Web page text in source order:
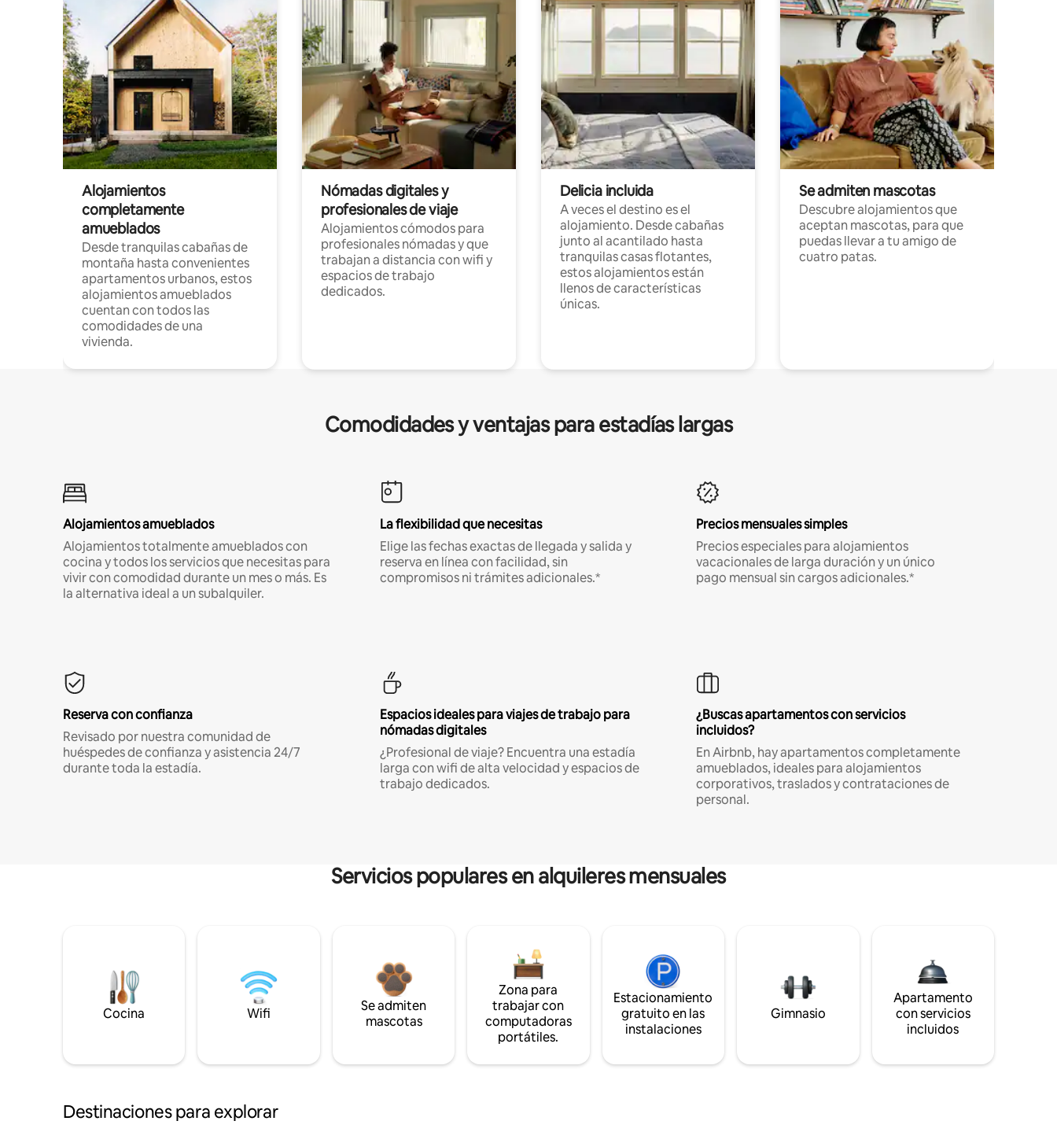
Alojamientos
completamente
amueblados
Desde tranquilas cabañas de
montaña hasta convenientes
apartamentos urbanos, estos
alojamientos amueblados
cuentan con todos las
comodidades de una
vivienda.
Nómadas digitales y
profesionales de viaje
Alojamientos cómodos para
profesionales nómadas y que
trabajan a distancia con wifi y
espacios de trabajo
dedicados.
Delicia incluida
A veces el destino es el
alojamiento. Desde cabañas
junto al acantilado hasta
tranquilas casas flotantes,
estos alojamientos están
llenos de características
únicas.
Se admiten mascotas
Descubre alojamientos que
aceptan mascotas, para que
puedas llevar a tu amigo de
cuatro patas.
Comodidades y ventajas para estadías largas
Alojamientos amueblados
Alojamientos totalmente amueblados con
cocina y todos los servicios que necesitas para
vivir con comodidad durante un mes o más. Es
la alternativa ideal a un subalquiler.
La flexibilidad que necesitas
Elige las fechas exactas de llegada y salida y
reserva en línea con facilidad, sin
compromisos ni trámites adicionales.*
Precios mensuales simples
Precios especiales para alojamientos
vacacionales de larga duración y un único
pago mensual sin cargos adicionales.*
Reserva con confianza
Revisado por nuestra comunidad de
huéspedes de confianza y asistencia 24/7
durante toda la estadía.
Espacios ideales para viajes de trabajo para
nómadas digitales
¿Profesional de viaje? Encuentra una estadía
larga con wifi de alta velocidad y espacios de
trabajo dedicados.
¿Buscas apartamentos con servicios
incluidos?
En Airbnb, hay apartamentos completamente
amueblados, ideales para alojamientos
corporativos, traslados y contrataciones de
personal.
Servicios populares en alquileres mensuales
Cocina Wifi
Se admiten
mascotas
Zona para
trabajar con
computadoras
portátiles.
Estacionamiento
gratuito en las
instalaciones
Gimnasio
Apartamento
con servicios
incluidos
Destinaciones para explorar